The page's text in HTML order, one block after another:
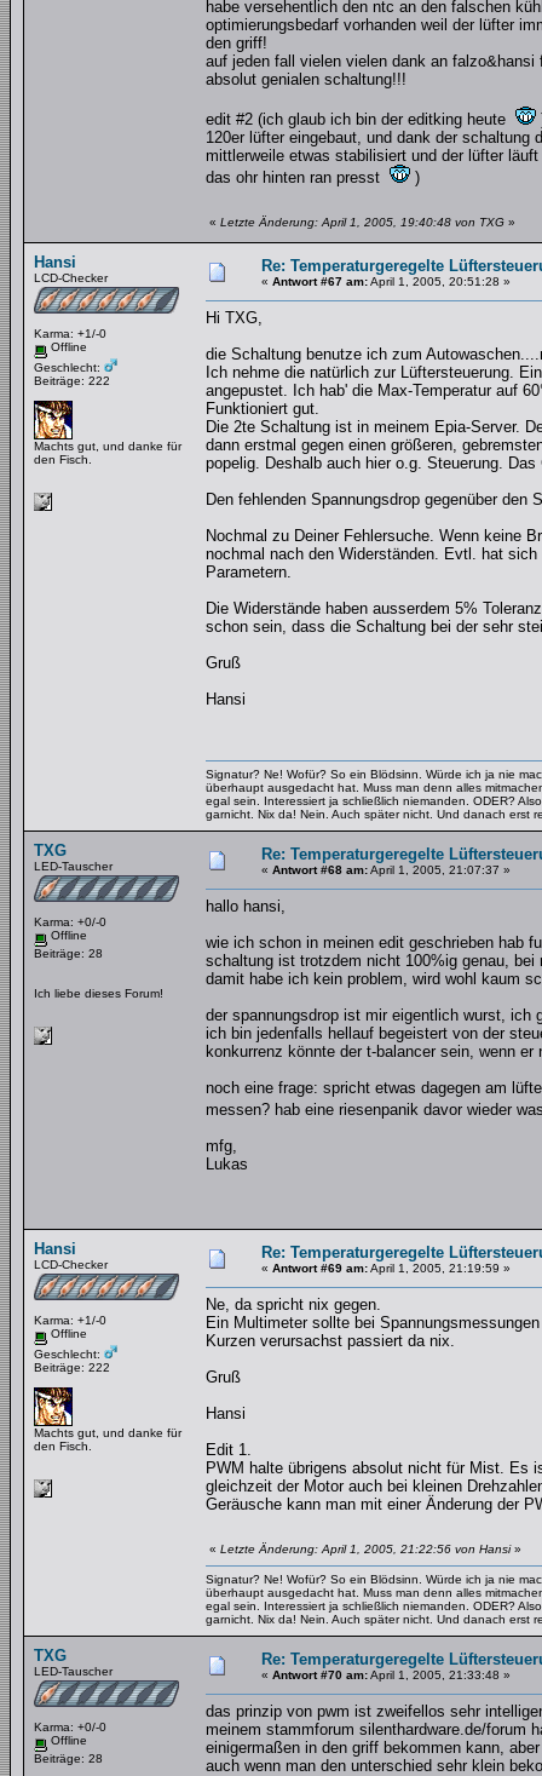
habe versehentlich den ntc an den falschen
optimierungsbedarf vorhanden weil der lüfter
den griff!
auf jeden fall vielen vielen dank an
absolut genialen schaltung!!!
edit #2 (ich glaub ich bin der editking heute
120er lüfter eingebaut, und dank der
mittlerweile etwas stabilisiert und der lüfter
das ohr hinten ran presst
)
« Letzte Änderung: April 1, 2005, 19:40:48 von TXG »
Hansi
LCD-Checker
Karma: +1/-0
Offline
Geschlecht:
Beiträge: 222
Machts gut, und danke für
den Fisch.
Re: Temperaturgeregelte
« Antwort #67 am:April 1, 2005, 20:51:28 »
Hi TXG,
die Schaltung benutze ich zum
Ich nehme die natürlich zur Lüftersteuerung.
angepustet. Ich hab' die Max-Temperatur auf
Funktioniert gut.
Die 2te Schaltung ist in meinem Epia-Server.
dann erstmal gegen einen größeren,
popelig. Deshalb auch hier o.g. Steuerung.
Den fehlenden Spannungsdrop gegenüber
Nochmal zu Deiner Fehlersuche. Wenn keine
nochmal nach den Widerständen. Evtl. hat
Parametern.
Die Widerstände haben ausserdem 5%
schon sein, dass die Schaltung bei der sehr
Gruß
Hansi
Signatur? Ne! Wofür? So ein Blödsinn. Würde ich ja nie
überhaupt ausgedacht hat. Muss man denn alles
egal sein. Interessiert ja schließlich niemanden. ODER?
garnicht. Nix da! Nein. Auch später nicht. Und danach erst
TXG
LED-Tauscher
Karma: +0/-0
Offline
Beiträge: 28
Ich liebe dieses Forum!
Re: Temperaturgeregelte
« Antwort #68 am:April 1, 2005, 21:07:37 »
hallo hansi,
wie ich schon in meinen edit geschrieben hab
schaltung ist trotzdem nicht 100%ig genau,
damit habe ich kein problem, wird wohl kaum
der spannungsdrop ist mir eigentlich wurst, ich
ich bin jedenfalls hellauf begeistert von der
konkurrenz könnte der t-balancer sein, wenn
noch eine frage: spricht etwas dagegen am
messen? hab eine riesenpanik davor wieder
mfg,
Lukas
Hansi
LCD-Checker
Karma: +1/-0
Offline
Geschlecht:
Beiträge: 222
Machts gut, und danke für
den Fisch.
Re: Temperaturgeregelte
« Antwort #69 am:April 1, 2005, 21:19:59 »
Ne, da spricht nix gegen.
Ein Multimeter sollte bei
Kurzen verursachst passiert da nix.
Gruß
Hansi
Edit 1.
PWM halte übrigens absolut nicht für Mist. Es
gleichzeit der Motor auch bei kleinen
Geräusche kann man mit einer Änderung der
« Letzte Änderung: April 1, 2005, 21:22:56 von Hansi»
Signatur? Ne! Wofür? So ein Blödsinn. Würde ich ja nie
überhaupt ausgedacht hat. Muss man denn alles
egal sein. Interessiert ja schließlich niemanden. ODER?
garnicht. Nix da! Nein. Auch später nicht. Und danach erst
TXG
LED-Tauscher
Karma: +0/-0
Offline
Beiträge: 28
Re: Temperaturgeregelte
« Antwort #70 am:April 1, 2005, 21:33:48 »
das prinzip von pwm ist zweifellos sehr
meinem stammforum silenthardware.de/forum
einigermaßen in den griff bekommen kann,
auch wenn man den unterschied sehr klein